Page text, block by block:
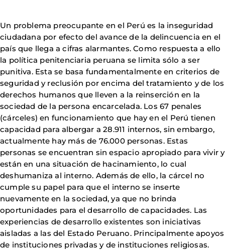
Un problema preocupante en el Perú es la inseguridad
ciudadana por efecto del avance de la delincuencia en el
país que llega a cifras alarmantes. Como respuesta a ello
la política penitenciaria peruana se limita sólo a ser
punitiva. Esta se basa fundamentalmente en criterios de
seguridad y reclusión por encima del tratamiento y de los
derechos humanos que lleven a la reinserción en la
sociedad de la persona encarcelada. Los 67 penales
(cárceles) en funcionamiento que hay en el Perú tienen
capacidad para albergar a 28.911 internos, sin embargo,
actualmente hay más de 76.000 personas. Estas
personas se encuentran sin espacio apropiado para vivir y
están en una situación de hacinamiento, lo cual
deshumaniza al interno. Además de ello, la cárcel no
cumple su papel para que el interno se inserte
nuevamente en la sociedad, ya que no brinda
oportunidades para el desarrollo de capacidades. Las
experiencias de desarrollo existentes son iniciativas
aisladas a las del Estado Peruano. Principalmente apoyos
de instituciones privadas y de instituciones religiosas.